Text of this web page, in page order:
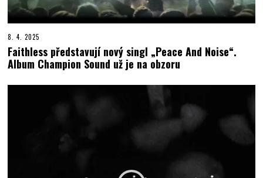
8. 4. 2025
Faithless představují nový singl „Peace And Noise“.
Album Champion Sound už je na obzoru